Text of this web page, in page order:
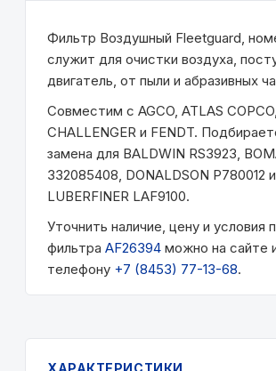
Фильтр Воздушный Fleetguard,
служит для очистки воздуха,
двигатель, от пыли и абразивных
Совместим с AGCO, ATLAS
CHALLENGER и FENDT.
замена для BALDWIN RS3923,
332085408, DONALDSON P780012 и
LUBERFINER LAF9100.
Уточнить наличие, цену и условия
фильтра AF26394 можно на сайте
телефону +7 (8453) 77-13-68.
ХАРАКТЕРИСТИКИ